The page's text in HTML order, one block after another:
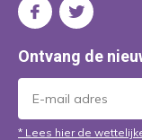
Ontvang de
* Lees hier de